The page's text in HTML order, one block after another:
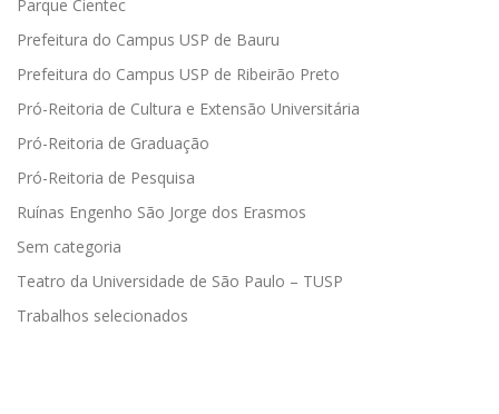
Parque Cientec
Prefeitura do Campus USP de Bauru
Prefeitura do Campus USP de Ribeirão Preto
Pró-Reitoria de Cultura e Extensão Universitária
Pró-Reitoria de Graduação
Pró-Reitoria de Pesquisa
Ruínas Engenho São Jorge dos Erasmos
Sem categoria
Teatro da Universidade de São Paulo – TUSP
Trabalhos selecionados